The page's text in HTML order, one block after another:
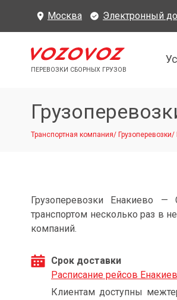
Москва Электронный
ПЕРЕВОЗКИ СБОРНЫХ ГРУЗОВ
Транспортная компания/ Грузоперевозки/
Грузоперевозки Енакиево —
транспортом несколько раз в
компаний.
Срок доставки
Расписание рейсов
Клиентам доступны